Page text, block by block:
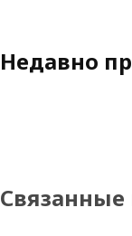
Недавно
Связанные